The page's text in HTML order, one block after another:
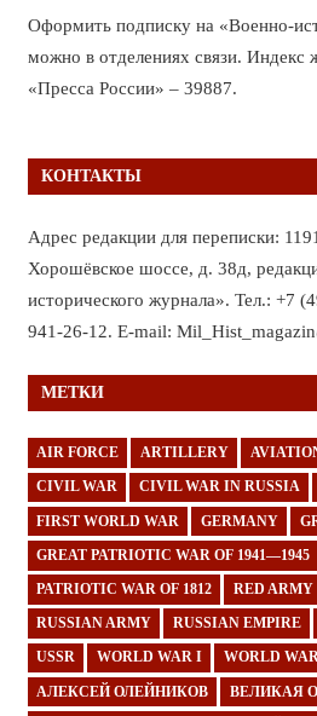
Оформить подписку на «Военно-
можно в отделениях связи. Индекс
«Пресса России» – 39887.
КОНТАКТЫ
Адрес редакции для переписки:
Хорошёвское шоссе, д. 38д,
исторического журнала». Тел.: +7
941-26-12. E-mail:
МЕТКИ
AIR FORCE ARTILLERY
CIVIL WAR CIVIL WAR IN RUSSIA
FIRST WORLD WAR GERMANY
GREAT PATRIOTIC WAR OF 1941—1945
PATRIOTIC WAR OF 1812 RED ARMY
RUSSIAN ARMY RUSSIAN EMPIRE
USSR WORLD WAR I WORLD
АЛЕКСЕЙ ОЛЕЙНИКОВ ВЕЛИКАЯ